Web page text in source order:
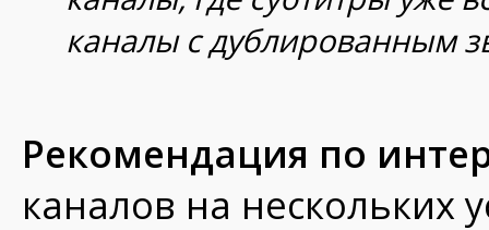
каналы с дублированным
Рекомендация по
каналов на нескольких